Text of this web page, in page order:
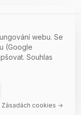
webu. Se
(Google
Souhlas
Zásadách cookies →